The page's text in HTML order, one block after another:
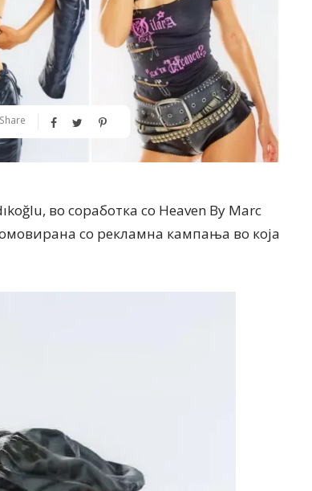
Share
во соработка со Heaven By Marc
со рекламна кампања во која
ревија на Expo
Филигрански обетки
од Милена
МодаМода